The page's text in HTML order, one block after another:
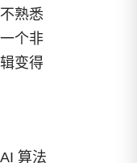
熟悉
个非
变得
算法